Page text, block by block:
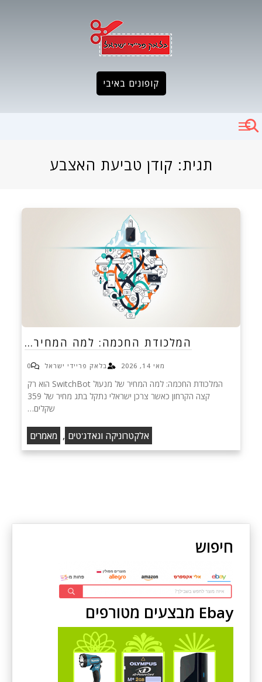
קופונים באיבי
תגית: קודן טביעת האצבע
המלכודת החכמה: למה המחיר…
מאי 14, 2026 בלאק פריידי ישראל 0
המלכודת החכמה: למה המחיר של מנעול SwitchBot הוא רק
קצה הקרחון כאשר צרכן ישראלי נתקל בתג מחיר של 359
שקלים…
אלקטרוניקה וגאדג'טים , מאמרים
חיפוש
Ebay מבצעים מטורפים